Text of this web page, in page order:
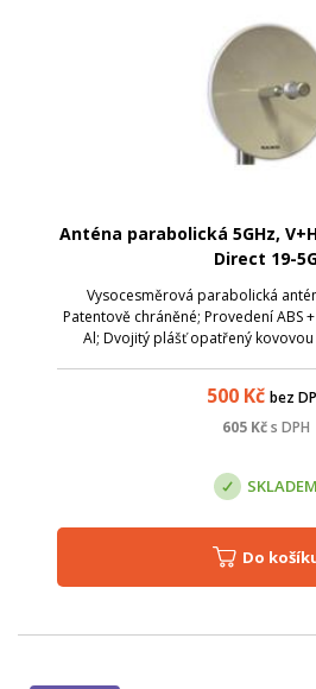
Anténa parabolická 5GHz,
Direct 19-
Vysocesměrová parabolická
Patentově chráněné; Provedení ABS
Al; Dvojitý plášť opatřený kovovou
500Kč bez
605 Kčs DPH
SKLADEM
Do